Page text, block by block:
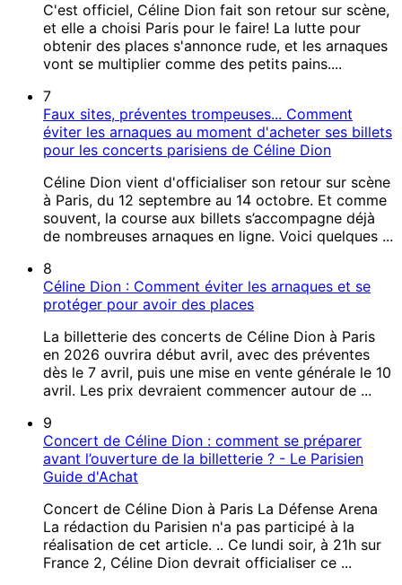
C'est officiel, Céline Dion fait son retour sur scène,
et elle a choisi Paris pour le faire! La lutte pour
obtenir des places s'annonce rude, et les arnaques
vont se multiplier comme des petits pains....
7
Faux sites, préventes trompeuses... Comment
éviter les arnaques au moment d'acheter ses billets
pour les concerts parisiens de Céline Dion
Céline Dion vient d'officialiser son retour sur scène
à Paris, du 12 septembre au 14 octobre. Et comme
souvent, la course aux billets s’accompagne déjà
de nombreuses arnaques en ligne. Voici quelques ...
8
Céline Dion : Comment éviter les arnaques et se
protéger pour avoir des places
La billetterie des concerts de Céline Dion à Paris
en 2026 ouvrira début avril, avec des préventes
dès le 7 avril, puis une mise en vente générale le 10
avril. Les prix devraient commencer autour de ...
9
Concert de Céline Dion : comment se préparer
avant l’ouverture de la billetterie ? - Le Parisien
Guide d'Achat
Concert de Céline Dion à Paris La Défense Arena
La rédaction du Parisien n'a pas participé à la
réalisation de cet article. .. Ce lundi soir, à 21h sur
France 2, Céline Dion devrait officialiser ce ...